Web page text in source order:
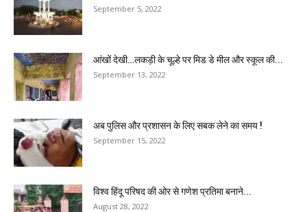
September 5, 2022
आंखों देखी…लकड़ी के चूल्हे पर मिड डे मील और स्कूल की...
September 13, 2022
अब पुलिस और प्रशासन के लिए सबक लेने का समय !
September 15, 2022
विश्व हिंदू परिषद की ओर से गणेश प्रतिमा बनाने...
August 28, 2022